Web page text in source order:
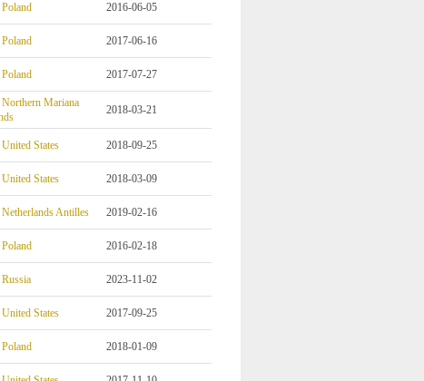
Poland 2016-06-05
Poland 2017-06-16
Poland 2017-07-27
Northern Mariana
2018-03-21
United States 2018-09-25
United States 2018-03-09
Netherlands Antilles 2019-02-16
Poland 2016-02-18
Russia 2023-11-02
United States 2017-09-25
Poland 2018-01-09